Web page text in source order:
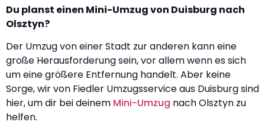
Du planst einen Mini-Umzug von Duisburg nach
Olsztyn?
Der Umzug von einer Stadt zur anderen kann eine
große Herausforderung sein, vor allem wenn es sich
um eine größere Entfernung handelt. Aber keine
Sorge, wir von Fiedler Umzugsservice aus Duisburg sind
hier, um dir bei deinem Mini-Umzug nach Olsztyn zu
helfen.